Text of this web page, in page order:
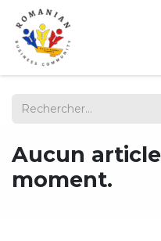
Se rendre au contenu
Aucun
moment.